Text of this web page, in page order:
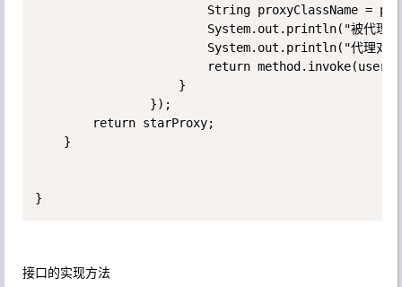
String proxyClassName =
System.out.println("被代理
System.out.println("代理对
return
                    }
                });
        return starProxy;
    }
}
接口的实现方法